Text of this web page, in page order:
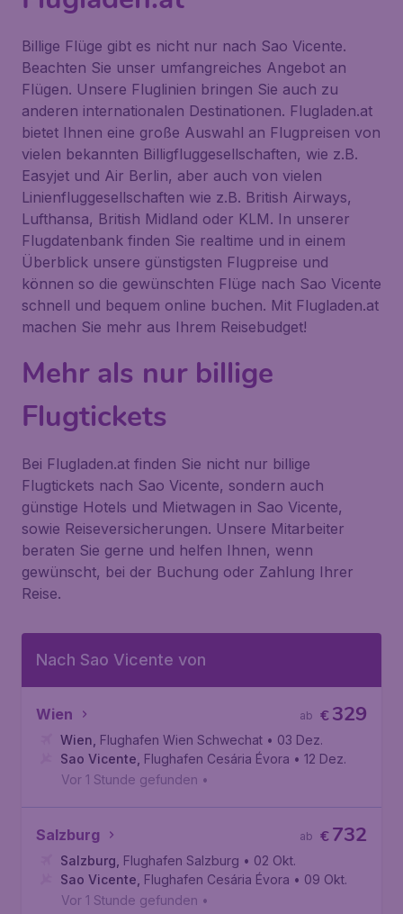
Billige Flüge gibt es nicht nur nach Sao Vicente.
Beachten Sie unser umfangreiches Angebot an
Flügen. Unsere Fluglinien bringen Sie auch zu
anderen internationalen Destinationen. Flugladen.at
bietet Ihnen eine große Auswahl an Flugpreisen von
vielen bekannten Billigfluggesellschaften, wie z.B.
Easyjet und Air Berlin, aber auch von vielen
Linienfluggesellschaften wie z.B. British Airways,
Lufthansa, British Midland oder KLM. In unserer
Flugdatenbank finden Sie realtime und in einem
Überblick unsere günstigsten Flugpreise und
können so die gewünschten Flüge nach Sao Vicente
schnell und bequem online buchen. Mit Flugladen.at
machen Sie mehr aus Ihrem Reisebudget!
Mehr als nur billige
Flugtickets
Bei Flugladen.at finden Sie nicht nur billige
Flugtickets nach Sao Vicente, sondern auch
günstige Hotels und Mietwagen in Sao Vicente,
sowie Reiseversicherungen. Unsere Mitarbeiter
beraten Sie gerne und helfen Ihnen, wenn
gewünscht, bei der Buchung oder Zahlung Ihrer
Reise.
Nach Sao Vicente von
Wien €329
ab
Wien Flughafen Wien Schwechat • 03 Dez.
Sao Vicente Flughafen Cesária Évora • 12 Dez.
Vor 1 Stunde gefunden •
Salzburg €732
ab
Salzburg Flughafen Salzburg • 02 Okt.
Sao Vicente Flughafen Cesária Évora • 09 Okt.
Vor 1 Stunde gefunden •